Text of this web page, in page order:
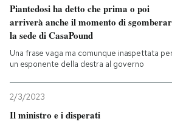
Politica
Tecnologia
Internet
Scienza
Economia
Sport
Piantedosi ha detto che prima o poi
arriverà anche il momento di
la sede di CasaPound
Una frase vaga ma comunque inaspettata
un esponente della destra al governo
2/3/2023
Il ministro e i disperati